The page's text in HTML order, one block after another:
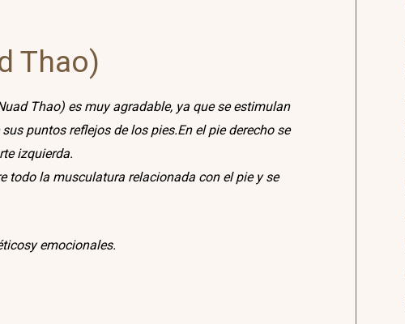
Thao)
Thao) es muy agradable, ya que se estimulan
puntos reflejos de los pies.En el pie derecho se
izquierda.
todo la musculatura relacionada con el pie y se
emocionales.